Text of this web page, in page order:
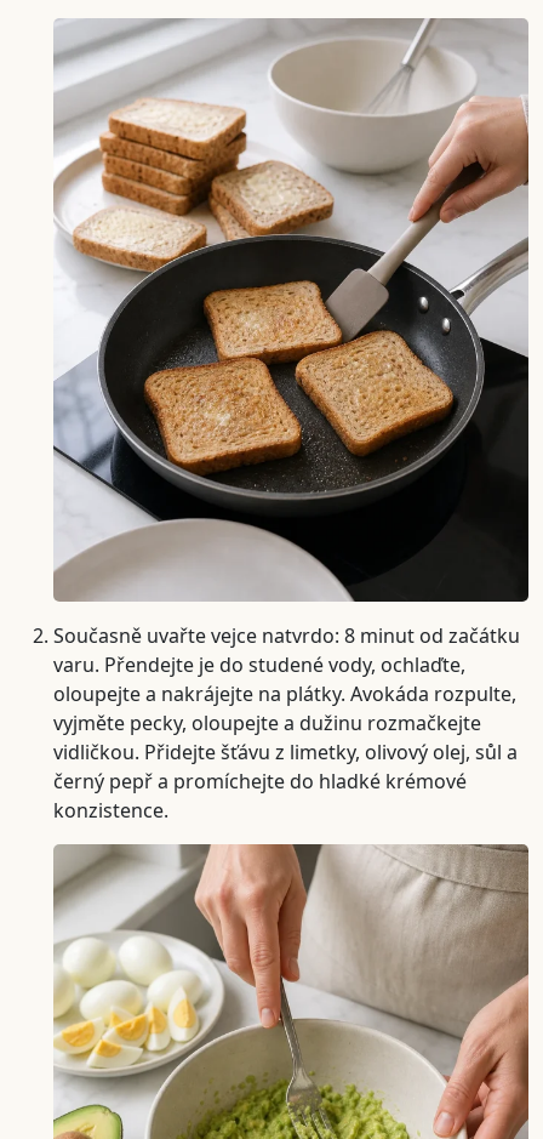
Současně uvařte vejce natvrdo: 8 minut od začátku
varu. Přendejte je do studené vody, ochlaďte,
oloupejte a nakrájejte na plátky. Avokáda rozpulte,
vyjměte pecky, oloupejte a dužinu rozmačkejte
vidličkou. Přidejte šťávu z limetky, olivový olej, sůl a
černý pepř a promíchejte do hladké krémové
konzistence.